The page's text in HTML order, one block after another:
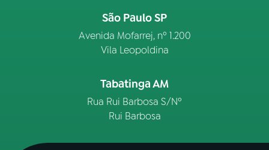
São Paulo SP
Avenida Mofarrej, nº 1.200
Vila Leopoldina
Tabatinga AM
Rua Rui Barbosa S/Nº
Rui Barbosa